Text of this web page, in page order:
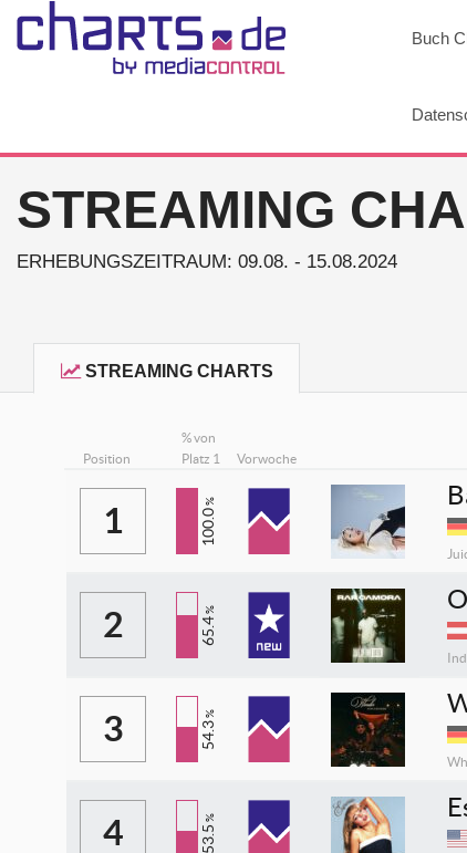
Buch
STREAMING
ERHEBUNGSZEITRAUM: 09.08. - 15.08.2024
STREAMING CHARTS
Position
% von
Platz 1
Vorwoche
1 100.0
%
2 65.4
%
3 54.3
%
4 53.5
%